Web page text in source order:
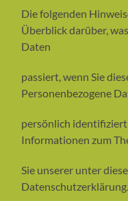
Die folgenden
Überblick darüber,
Daten
passiert, wenn Sie
Personenbezogene
persönlich
Informationen zum
Sie unserer unter
Datenschutzerklärung.